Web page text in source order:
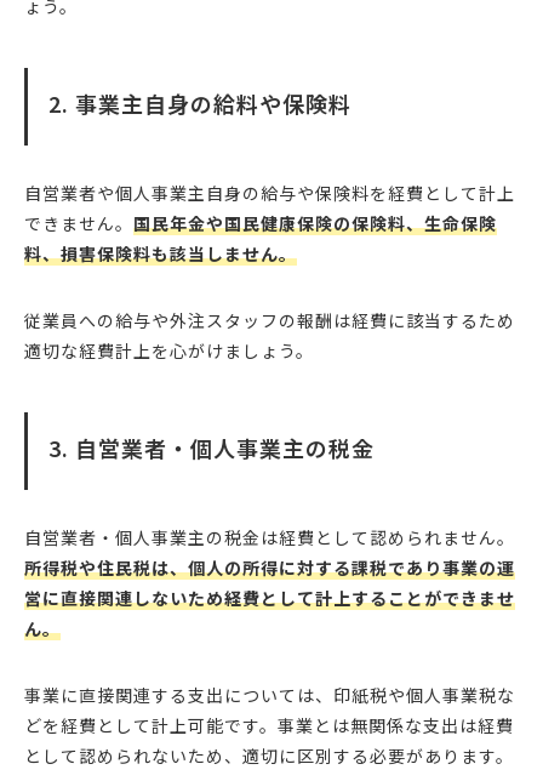
ょう。
2. 事業主自身の給料や保険料
自営業者や個人事業主自身の給与や保険料を経費として計上
できません。 国民年金や国民健康保険の保険料、生命保険
料、損害保険料も該当しません。
従業員への給与や外注スタッフの報酬は経費に該当するため
適切な経費計上を心がけましょう。
3. 自営業者・個人事業主の税金
自営業者・個人事業主の税金は経費として認められません。
所得税や住民税は、個人の所得に対する課税であり事業の運
営に直接関連しないため経費として計上することができませ
ん。
事業に直接関連する支出については、印紙税や個人事業税な
どを経費として計上可能です。事業とは無関係な支出は経費
として認められないため、適切に区別する必要があります。